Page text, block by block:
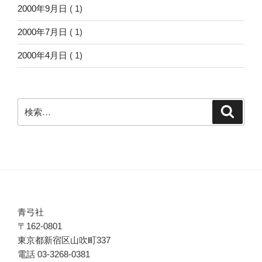
2000年9月日 ( 1)
2000年7月日 ( 1)
2000年4月日 ( 1)
索:
青弓社
〒162-0801
東京都新宿区山吹町337
電話 03-3268-0381